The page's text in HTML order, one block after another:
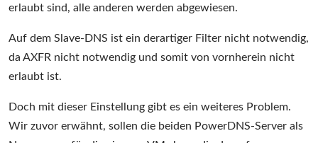
erlaubt sind, alle anderen werden abgewiesen.
Auf dem Slave-DNS ist ein derartiger Filter nicht notwendig,
da AXFR nicht notwendig und somit von vornherein nicht
erlaubt ist.
Doch mit dieser Einstellung gibt es ein weiteres Problem.
Wir zuvor erwähnt, sollen die beiden PowerDNS-Server als